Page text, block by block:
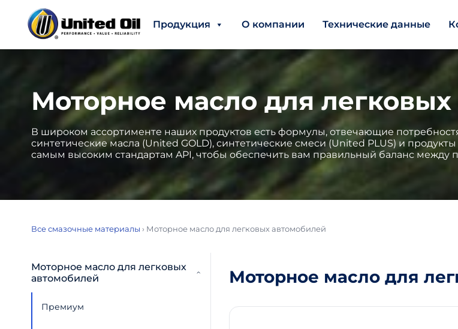
Продукция О компании Технические данные
Моторное масло для
В широком ассортименте наших продуктов есть формулы, отвечающие
синтетические масла (United GOLD), синтетические смеси (United PLUS) и
самым высоким стандартам API, чтобы обеспечить вам правильный баланс между
Все смазочные материалы › Моторное масло для легковых автомобилей
Моторное масло для легковых
автомобилей
Премиум
Моторное масло для